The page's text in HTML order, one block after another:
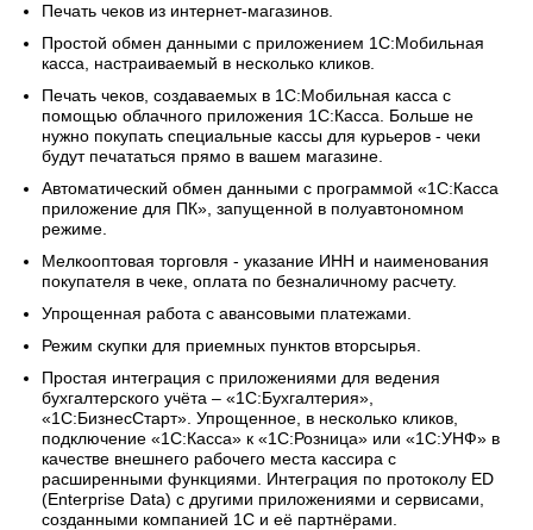
Печать чеков из интернет-магазинов.
Простой обмен данными с приложением 1С:Мобильная
касса, настраиваемый в несколько кликов.
Печать чеков, создаваемых в 1С:Мобильная касса с
помощью облачного приложения 1С:Касса. Больше не
нужно покупать специальные кассы для курьеров - чеки
будут печататься прямо в вашем магазине.
Автоматический обмен данными с программой «1С:Касса
приложение для ПК», запущенной в полуавтономном
режиме.
Мелкооптовая торговля - указание ИНН и наименования
покупателя в чеке, оплата по безналичному расчету.
Упрощенная работа с авансовыми платежами.
Режим скупки для приемных пунктов вторсырья.
Простая интеграция с приложениями для ведения
бухгалтерского учёта – «1С:Бухгалтерия»,
«1С:БизнесСтарт». Упрощенное, в несколько кликов,
подключение «1С:Касса» к «1С:Розница» или «1С:УНФ» в
качестве внешнего рабочего места кассира с
расширенными функциями. Интеграция по протоколу ED
(Enterprise Data) с другими приложениями и сервисами,
созданными компанией 1С и её партнёрами.